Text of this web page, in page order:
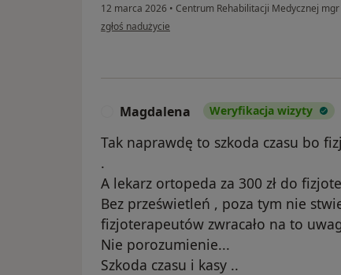
12 marca 2026 • Centrum Rehabilitacji Medycznej
w opinii użytkownika Ryszard
zgłoś nadużycie
Magdalena Weryfikacja wizyty
Tak naprawdę to szkoda czasu bo
.
A lekarz ortopeda za 300 zł do
Bez prześwietleń , poza tym nie
fizjoterapeutów zwracało na to
Nie porozumienie...
Szkoda czasu i kasy ..